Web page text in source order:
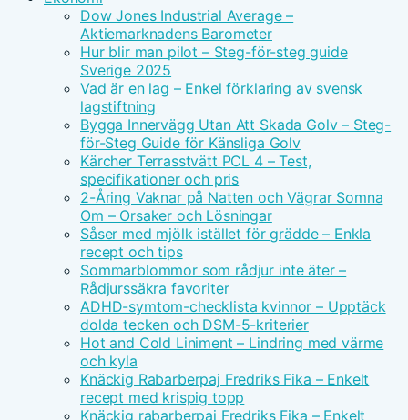
Dow Jones Industrial Average –
Aktiemarknadens Barometer
Hur blir man pilot – Steg-för-steg guide
Sverige 2025
Vad är en lag – Enkel förklaring av svensk
lagstiftning
Bygga Innervägg Utan Att Skada Golv – Steg-
för-Steg Guide för Känsliga Golv
Kärcher Terrasstvätt PCL 4 – Test,
specifikationer och pris
2-Åring Vaknar på Natten och Vägrar Somna
Om – Orsaker och Lösningar
Såser med mjölk istället för grädde – Enkla
recept och tips
Sommarblommor som rådjur inte äter –
Rådjurssäkra favoriter
ADHD-symtom-checklista kvinnor – Upptäck
dolda tecken och DSM-5-kriterier
Hot and Cold Liniment – Lindring med värme
och kyla
Knäckig Rabarberpaj Fredriks Fika – Enkelt
recept med krispig topp
Knäckig rabarberpaj Fredriks Fika – Enkelt